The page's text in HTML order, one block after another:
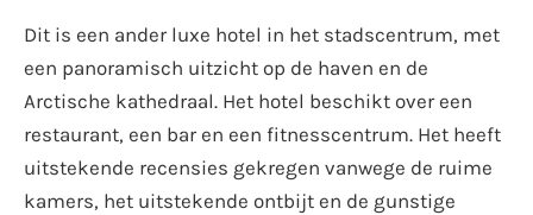
Dit is een ander luxe hotel in het stadscentrum, met
een panoramisch uitzicht op de haven en de
Arctische kathedraal. Het hotel beschikt over een
restaurant, een bar en een fitnesscentrum. Het heeft
uitstekende recensies gekregen vanwege de ruime
kamers, het uitstekende ontbijt en de gunstige